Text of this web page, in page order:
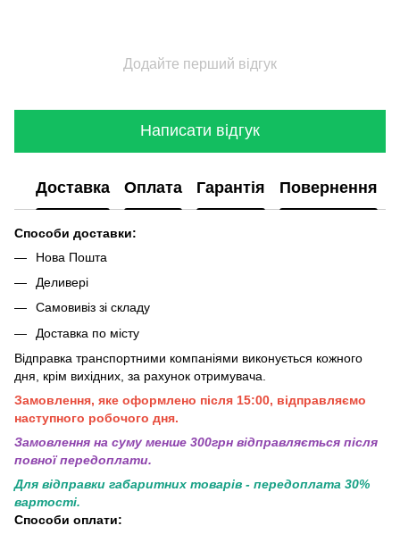
Додайте перший відгук
Написати відгук
Доставка Оплата Гарантія Повернення
Способи доставки:
Нова Пошта
Деливері
Самовивіз зі складу
Доставка по місту
Відправка транспортними компаніями виконується кожного
дня, крім вихідних, за рахунок отримувача.
Замовлення, яке оформлено після 15:00, відправляємо
наступного робочого дня.
Замовлення на суму менше 300грн вiдправляється пiсля
повної передоплати.
Для відправки габаритних товарів - передоплата 30%
вартості.
Способи оплати: